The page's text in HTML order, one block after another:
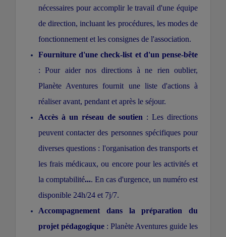
nécessaires pour accomplir le travail d'une équipe
de direction, incluant les procédures, les modes de
fonctionnement et les consignes de l'association.
Fourniture d'une check-list et d'un pense-bête
: Pour aider nos directions à ne rien oublier,
Planète Aventures fournit une liste d'actions à
réaliser avant, pendant et après le séjour.
Accès à un réseau de soutien : Les directions
peuvent contacter des personnes spécifiques pour
diverses questions : l'organisation des transports et
les frais médicaux, ou encore pour les activités et
la comptabilité.... En cas d'urgence, un numéro est
disponible 24h/24 et 7j/7.
Accompagnement dans la préparation du
projet pédagogique : Planète Aventures guide les